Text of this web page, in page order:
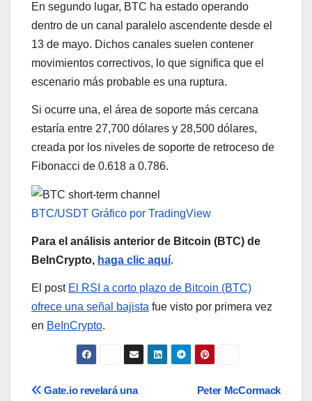
En segundo lugar, BTC ha estado operando
dentro de un canal paralelo ascendente desde el
13 de mayo. Dichos canales suelen contener
movimientos correctivos, lo que significa que el
escenario más probable es una ruptura.
Si ocurre una, el área de soporte más cercana
estaría entre 27,700 dólares y 28,500 dólares,
creada por los niveles de soporte de retroceso de
Fibonacci de 0.618 a 0.786.
BTC/USDT Gráfico por TradingView
Para el análisis anterior de Bitcoin (BTC) de
BeInCrypto, haga clic aquí.
El post El RSI a corto plazo de Bitcoin (BTC)
ofrece una señal bajista fue visto por primera vez
en BeInCrypto.
Navegación Peter McCormack
Gate.io revelará una